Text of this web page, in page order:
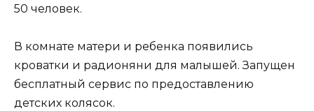
50 человек.
В комнате матери и ребенка появились
кроватки и радионяни для малышей. Запущен
бесплатный сервис по предоставлению
детских колясок.